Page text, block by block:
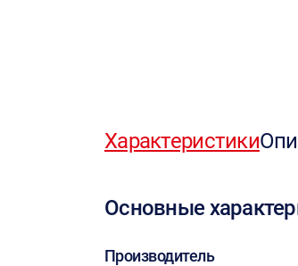
Характеристики
Основные
Производитель